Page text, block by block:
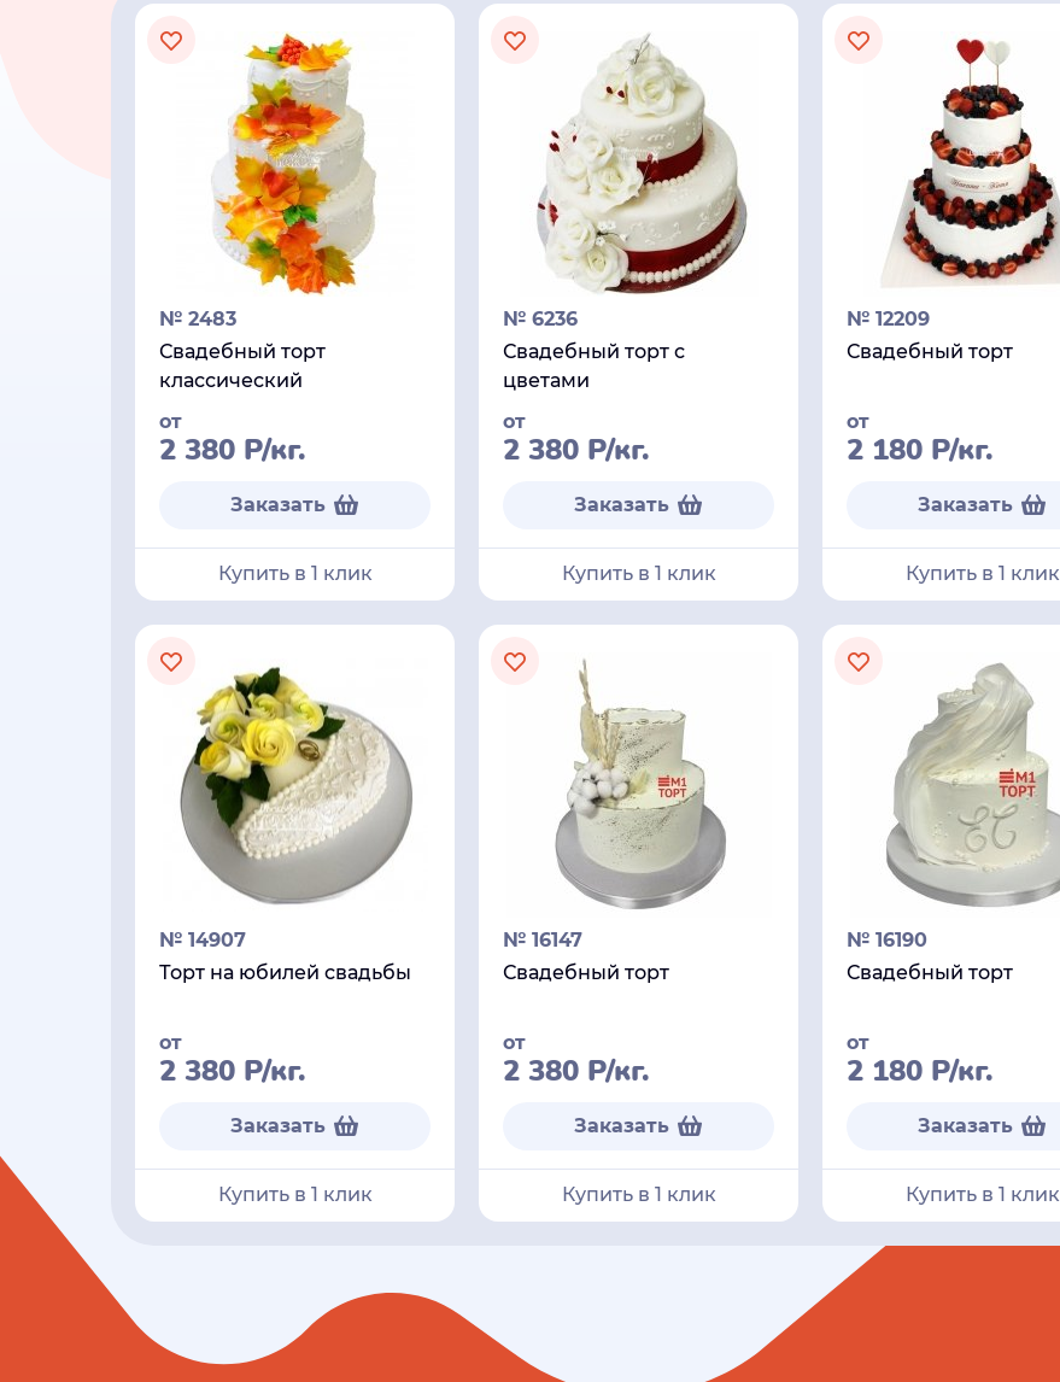
№ 2483
Свадебный торт
классический
от
2 380 Р/кг.
Заказать
Купить в 1 клик
№ 6236
Свадебный торт с
цветами
от
2 380 Р/кг.
Заказать
Купить в 1 клик
№ 12209
Свадебный торт
от
2 180 Р/кг.
Заказать
Купить в 1 клик
№ 14907
Торт на юбилей свадьбы
от
2 380 Р/кг.
Заказать
Купить в 1 клик
№ 16147
Свадебный торт
от
2 380 Р/кг.
Заказать
Купить в 1 клик
№ 16190
Свадебный торт
от
2 180 Р/кг.
Заказать
Купить в 1 клик